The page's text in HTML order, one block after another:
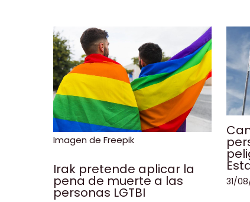
Imagen de Freepik
Irak pretende aplicar la
pena de muerte a las
personas LGTBI
31/